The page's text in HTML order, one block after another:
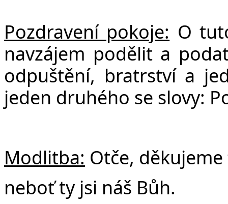
Pozdravení pokoje: O
navzájem podělit a
odpuštění, bratrství a
jeden druhého se slovy:
Modlitba: Otče,
neboť ty jsi náš Bůh.